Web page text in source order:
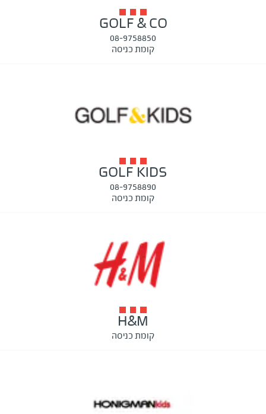
GOLF & CO
08-9758850
קומת כניסה
GOLF KIDS
08-9758890
קומת כניסה
H&M
קומת כניסה